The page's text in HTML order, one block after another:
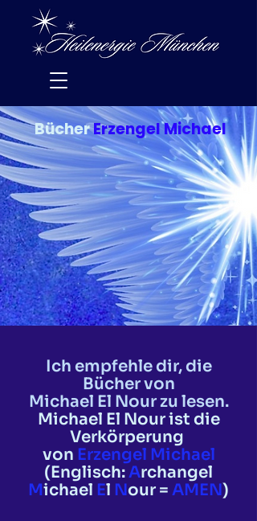
BücherErzengel Michael
Ich empfehle dir, die
Bücher von
Michael El Nour zu lesen.
Michael El Nour ist die
Verkörperung
von Erzengel Michael
(Englisch:Archangel
Michael El Nour = AMEN)